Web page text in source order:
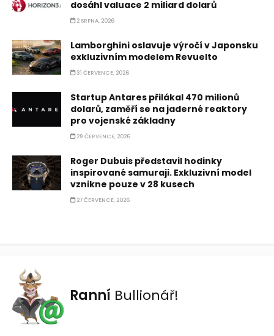
dosáhl valuace 2 miliard dolarů
2 SRPNA, 2026
Lamborghini oslavuje výročí v Japonsku
exkluzivním modelem Revuelto
31 ČERVENCE, 2026
Startup Antares přilákal 470 milionů
dolarů, zaměří se na jaderné reaktory
pro vojenské základny
29 ČERVENCE, 2026
Roger Dubuis představil hodinky
inspirované samuraji. Exkluzivní model
vznikne pouze v 28 kusech
27 ČERVENCE, 2026
Ranní Bullionář!